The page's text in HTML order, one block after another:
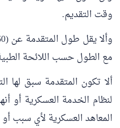
وقت التقديم.
مع الطول حسب اللائحة
ألا تكون المتقدمة سبق
لنظام الخدمة العسكرية أو
المعاهد العسكرية لأي